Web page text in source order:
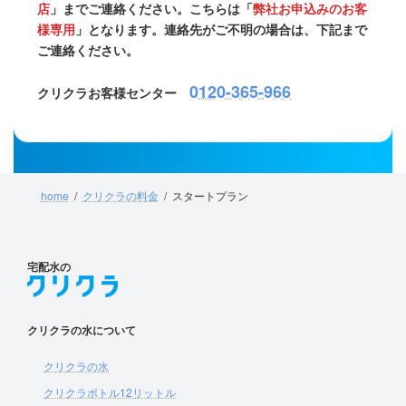
店 」までご連絡ください。こちらは「弊社お申込みのお客
様専用 」となります。連絡先がご不明の場合は、下記まで
ご連絡ください。
クリクラお客様センター 0120-365-966
home クリクラの料金 スタートプラン
宅配水の
クリクラの水について
クリクラの水
クリクラボトル12リットル